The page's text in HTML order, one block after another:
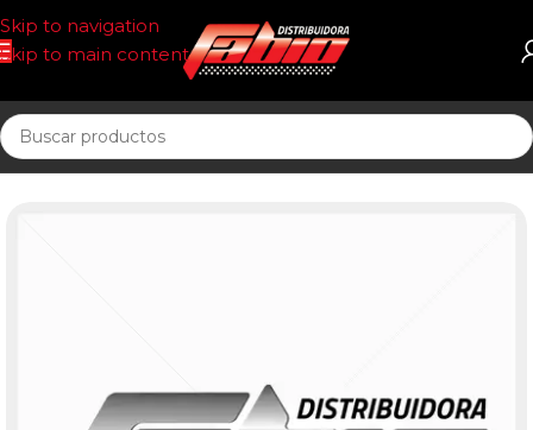
Skip to navigation
Skip to main content
Inicio CORREAS AUTOMOTOR 13AV